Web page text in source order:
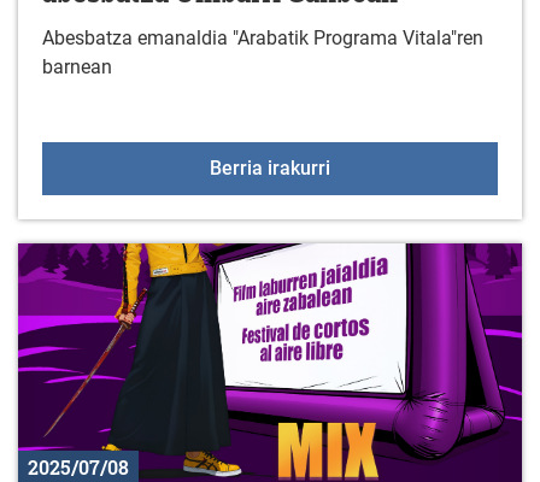
Abesbatza emanaldia "Arabatik Programa Vitala"ren
barnean
Berria irakurri
2025/07/08